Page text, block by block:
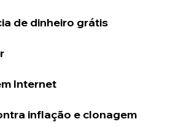
de dinheiro grátis
Internet
inflação e clonagem